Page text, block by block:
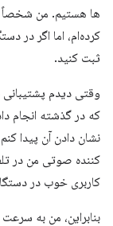
کرده‌ام، اما اگر در
ثبت کنید.
وقتی دیدم
که در گذشته انجام
نشان دادن آن پیدا
کننده صوتی من در
کاربری خوب در
بنابراین، من به